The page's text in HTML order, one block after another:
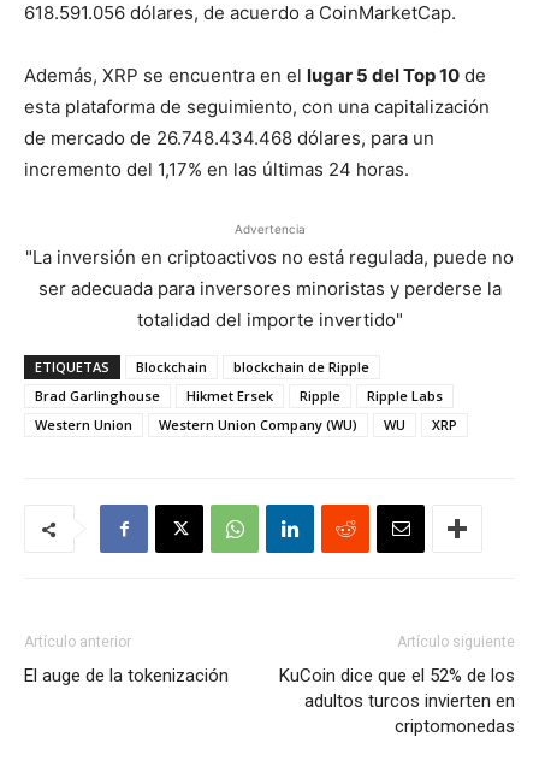
618.591.056 dólares, de acuerdo a CoinMarketCap.
Además, XRP se encuentra en el lugar 5 del Top 10 de
esta plataforma de seguimiento, con una capitalización
de mercado de 26.748.434.468 dólares, para un
incremento del 1,17% en las últimas 24 horas.
Advertencia
"La inversión en criptoactivos no está regulada, puede no
ser adecuada para inversores minoristas y perderse la
totalidad del importe invertido"
ETIQUETAS Blockchain
blockchain de Ripple
Brad Garlinghouse
Hikmet Ersek Ripple
Ripple Labs
Western Union
Western Union Company (WU) WU XRP
Artículo anterior
El auge de la tokenización
Artículo siguiente
KuCoin dice que el 52% de los
adultos turcos invierten en
criptomonedas